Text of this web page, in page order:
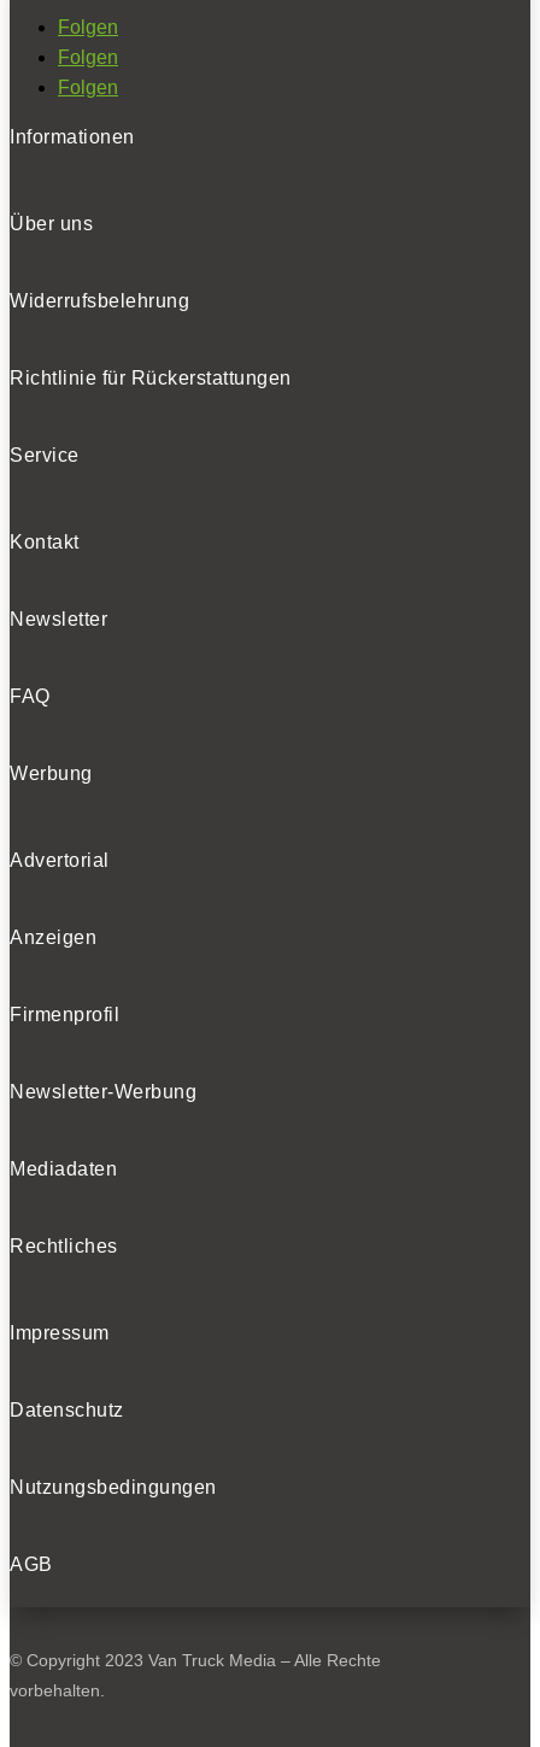
Folgen
Folgen
Folgen
Informationen
Über uns
Widerrufsbelehrung
Richtlinie für Rückerstattungen
Service
Kontakt
Newsletter
FAQ
Werbung
Advertorial
Anzeigen
Firmenprofil
Newsletter-Werbung
Mediadaten
Rechtliches
Impressum
Datenschutz
Nutzungsbedingungen
AGB
© Copyright 2023 Van Truck Media – Alle Rechte
vorbehalten.